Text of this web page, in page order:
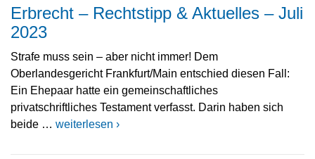
Erbrecht – Rechtstipp & Aktuelles – Juli
2023
Strafe muss sein – aber nicht immer! Dem
Oberlandesgericht Frankfurt/Main entschied diesen Fall:
Ein Ehepaar hatte ein gemeinschaftliches
privatschriftliches Testament verfasst. Darin haben sich
beide … weiterlesen ›